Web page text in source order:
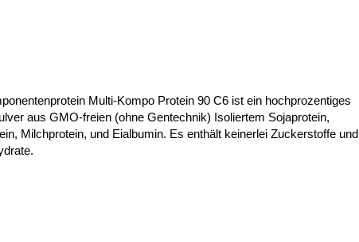
Multi-Kompo Protein 90 C6 ist ein hochprozentiges
aus GMO-freien (ohne Gentechnik) Isoliertem Sojaprotein,
Milchprotein, und Eialbumin. Es enthält keinerlei Zuckerstoffe und